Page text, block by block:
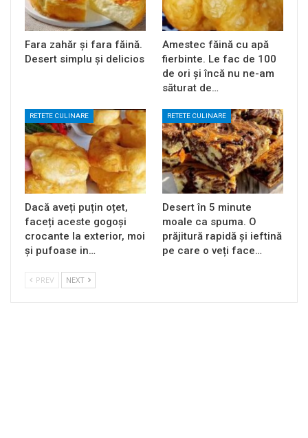
Fara zahăr și fara făină.
Desert simplu și delicios
Amestec făină cu apă
fierbinte. Le fac de 100
de ori și încă nu ne-am
săturat de…
RETETE CULINARE
Dacă aveți puțin oțet,
faceți aceste gogoși
crocante la exterior, moi
și pufoase in…
RETETE CULINARE
Desert în 5 minute
moale ca spuma. O
prăjitură rapidă și ieftină
pe care o veți face…
PREV NEXT